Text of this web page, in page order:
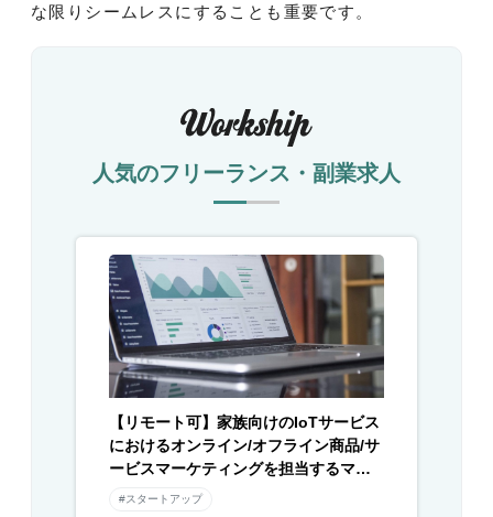
な限りシームレスにすることも重要です。
人気のフリーランス・副業求人
【リモート可】家族向けのIoTサービス
におけるオンライン/オフライン商品/サ
ービスマーケティングを担当するマー
ケターを募集
#スタートアップ